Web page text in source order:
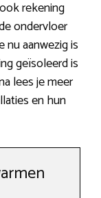
rekening
ondervloer
aanwezig is
geïsoleerd is
lees je meer
en hun